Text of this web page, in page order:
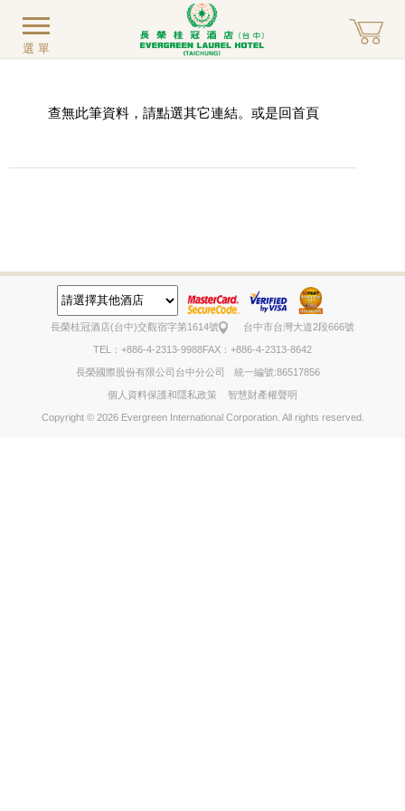
選單
查無此筆資料，請點選其它連結。或是回首頁
長榮桂冠酒店(台中)交觀宿字第1614號 台中市台灣大道2段666號
TEL：+886-4-2313-9988FAX：+886-4-2313-8642
長榮國際股份有限公司台中分公司 統一編號:86517856
個人資料保護和隱私政策 智慧財產權聲明
Copyright © 2026 Evergreen International Corporation. All rights reserved.